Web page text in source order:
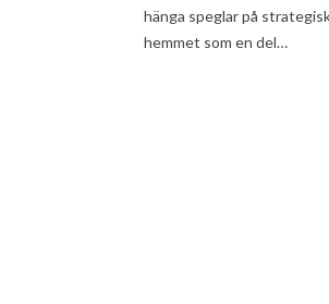
hänga speglar på
hemmet som en del…